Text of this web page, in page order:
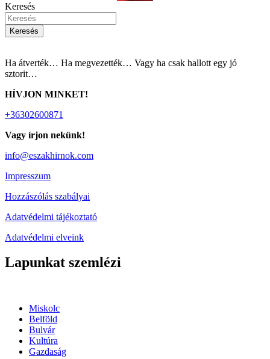
Keresés
Keresés
Ha átverték… Ha megvezették… Vagy ha csak hallott egy jó
sztorit…
HÍVJON MINKET!
+36302600871
Vagy írjon nekünk!
info@eszakhirnok.com
Impresszum
Hozzászólás szabályai
Adatvédelmi tájékoztató
Adatvédelmi elveink
Lapunkat szemlézi
Miskolc
Belföld
Bulvár
Kultúra
Gazdaság